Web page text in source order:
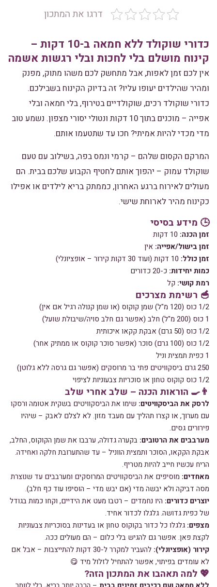
דרגו את המתכון
כדורי שוקולד ללא חמאה ב-10 דקות –
קינוח מושלם בלי לחכות ובלי רגשות אשמה
אין לכם זמן לאפות, אבל מתחשק לכם משהו מתוק, מפנק
ומהיר שהילדים יעופו עליו? זה בדיוק הקינוח בשבילכם.
כדורי שוקולד רכים, שוקולדיים בטירוף, בלי חמאה ובלי
אפייה – מוכנים בתוך 10 דקות ונטולי יסורי מצפון. נשמע טוב
מדי מכדי להיות אמיתי? חכו עד שתטעמו אותם.
המרקם הקסום שלהם – קרמי ונמס בפה, בשילוב עם טעם
שוקולד עמוק – יהפוך אותם לחטיף הקבוע שלכם בבית. הם
מעולים לאירוח ברגע האחרון, כממתק בריא לילדים או אפילו
כקינוח מהיר לארוחת שישי.
🕒 מידע בסיסי
זמן הכנה:
זמן בישול/אפייה: אין
זמן כולל:
כמות יחידות: כ-20 כדורים
רמת קושי: קל
🥣 רשימת מצרכים
1/2 כוס (120 מ"ל) שמן קוקוס (או שמן קנולה רגיל אם אין)
1 כוס (200 מ"ל) חלב (אפשר גם חלב סויה/שיבולת שועל)
1/2 כוס (50 גרם) אבקת קקאו איכותית
1/2 כוס (100 גרם) סוכר (אפשר סוכר קוקוס או ממתיק אחר)
1 כפית תמצית וניל
250 גרם ביסקוויטים פתי בר מרוסקים (אפשר גם גרסה ללא גלוטן)
1/2 כוס קוקוס טחון או סוכריות צבעוניות לציפוי
👨‍🍳 הוראות הכנה – שלב אחרי שלב
לרסק את הביסקוויטים: שימו את הביסקוויטים בשקית אטומה ורסקו
עם מערוך, או קצרו תהליך עם מעבד מזון. לא לצלם לאבק – שיהיו
פירורים גסים.
מערבבים את הרטובים: בקערה גדולה, ערבבו את שמן הקוקוס, החלב,
אבקת הקקאו, הסוכר ותמצית הווניל – עד שהתערובת חלקה ואחידה.
הריח עכשיו חייב להיות מטריף.
מאחדים: מוסיפים את הביסקוויטים המרוסקים ומערבבים עד שנוצרת
מסה דביקה ולא יבשה מדי (אם יבש מדי – הוסיפו עוד כף חלב).
יוצרים כדורים: היו נחמדים – רטבו מעט את הידיים, וקחו כמות בגודל
של כפית גדושה. גלגלו לכדור אחיד.
מצפים: גלגלו כל כדור בקוקוס טחון או בעדינות בסוכריות צבעוניות
לקצת פאן. אפשר גם להגיש בלי כלום – הם מעולים ככה.
קירור (אופציונלי):
להעביר למקרר ל-30 דקות להתייצבות – אבל אם
לא עומדים בפיתוי, אפשר להתחיל לזלול מיד 😋
💖 למה תאהבו את המתכון הזה?